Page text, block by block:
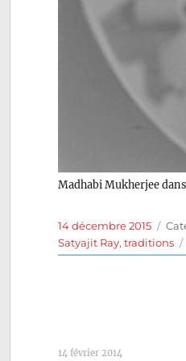
Madhabi Mukherjee
Publié
le
14 décembre 2015
Satyajit Ray,traditions
14 février 2014